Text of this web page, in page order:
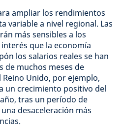
ampliar los rendimientos
variable a nivel regional. Las
más sensibles a los
que la economía
los salarios reales se han
de muchos meses de
Unido, por ejemplo,
un crecimiento positivo del
tras un período de
desaceleración más